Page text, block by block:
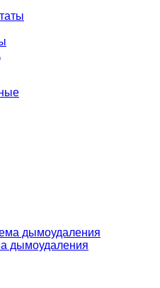
дымоудаления
дымоудаления